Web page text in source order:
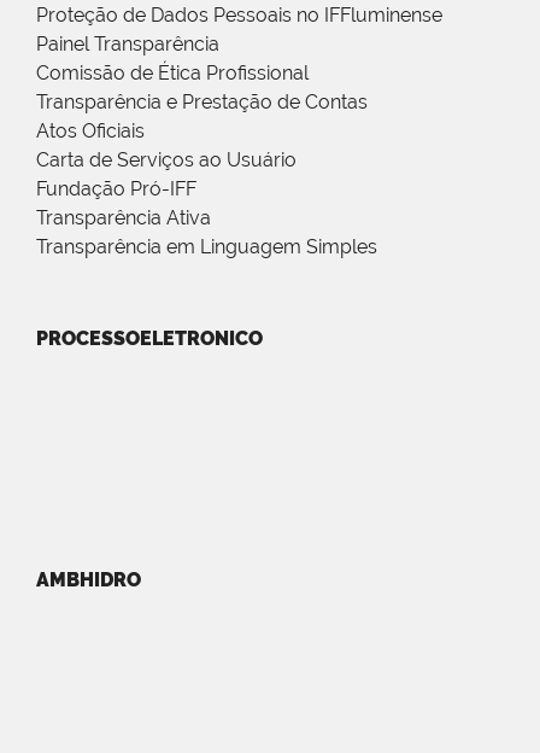
Proteção de Dados Pessoais no IFFluminense
Painel Transparência
Comissão de Ética Profissional
Transparência e Prestação de Contas
Atos Oficiais
Carta de Serviços ao Usuário
Fundação Pró-IFF
Transparência Ativa
Transparência em Linguagem Simples
PROCESSOELETRONICO
AMBHIDRO